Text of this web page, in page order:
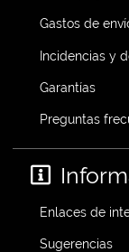
Gastos de
Incidencias y
Garantías
Preguntas
Enlaces de
Sugerencias